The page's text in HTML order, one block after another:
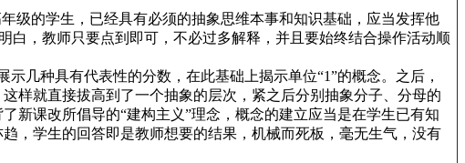
级的学生，已经具有必须的抽象思维本事和知识基础，应当发挥他
白，教师只要点到即可，不必过多解释，并且要始终结合操作活动顺
几种具有代表性的分数，在此基础上揭示单位“1”的概念。之后，
样就直接拔高到了一个抽象的层次，紧之后分别抽象分子、分母的
新课改所倡导的“建构主义”理念，概念的建立应当是在学生已有知
，学生的回答即是教师想要的结果，机械而死板，毫无生气，没有